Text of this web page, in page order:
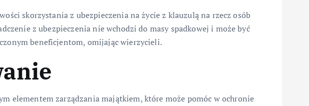
skorzystania z ubezpieczenia na życie z klauzulą na rzecz osób
z ubezpieczenia nie wchodzi do masy spadkowej i może być
beneficjentom, omijając wierzycieli.
elementem zarządzania majątkiem, które może pomóc w ochronie